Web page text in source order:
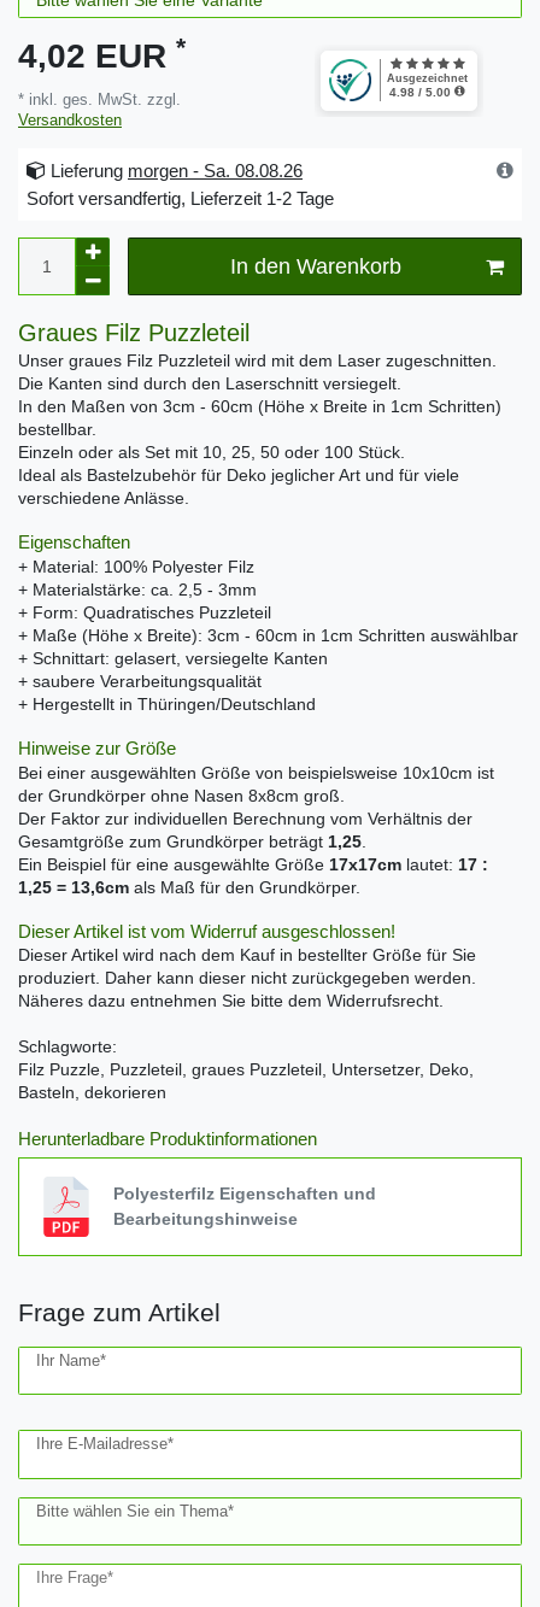
4,02 EUR *
* inkl. ges. MwSt. zzgl.
Versandkosten
Lieferung morgen - Sa. 08.08.26
Sofort versandfertig, Lieferzeit 1-2 Tage
In den Warenkorb
Graues Filz Puzzleteil
Unser graues Filz Puzzleteil wird mit dem Laser zugeschnitten.
Die Kanten sind durch den Laserschnitt versiegelt.
In den Maßen von 3cm - 60cm (Höhe x Breite in 1cm Schritten)
bestellbar.
Einzeln oder als Set mit 10, 25, 50 oder 100 Stück.
Ideal als Bastelzubehör für Deko jeglicher Art und für viele
verschiedene Anlässe.
Eigenschaften
+ Material: 100% Polyester Filz
+ Materialstärke: ca. 2,5 - 3mm
+ Form: Quadratisches Puzzleteil
+ Maße (Höhe x Breite): 3cm - 60cm in 1cm Schritten auswählbar
+ Schnittart: gelasert, versiegelte Kanten
+ saubere Verarbeitungsqualität
+ Hergestellt in Thüringen/Deutschland
Hinweise zur Größe
Bei einer ausgewählten Größe von beispielsweise 10x10cm ist
der Grundkörper ohne Nasen 8x8cm groß.
Der Faktor zur individuellen Berechnung vom Verhältnis der
Gesamtgröße zum Grundkörper beträgt 1,25
Ein Beispiel für eine ausgewählte Größe 17x17cm lautet: 17 :
1,25 = 13,6cm als Maß für den Grundkörper.
Dieser Artikel ist vom Widerruf ausgeschlossen!
Dieser Artikel wird nach dem Kauf in bestellter Größe für Sie
produziert. Daher kann dieser nicht zurückgegeben werden.
Näheres dazu entnehmen Sie bitte dem Widerrufsrecht.
Schlagworte:
Filz Puzzle, Puzzleteil, graues Puzzleteil, Untersetzer, Deko,
Basteln, dekorieren
Herunterladbare Produktinformationen
Polyesterfilz Eigenschaften und
Bearbeitungshinweise
Frage zum Artikel
Ihr Name*
Ihre E-Mailadresse*
Bitte wählen Sie ein Thema*
Ihre Frage*
Ceres::Template.mailFormHoneypotLabel